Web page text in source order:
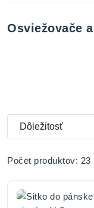
Osviežovače
Počet produktov: 23
Dôležitosť